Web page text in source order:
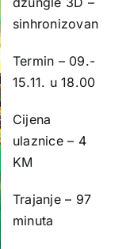
sinhronizovan
Termin – 09.-
15.11. u 18.00
Cijena
ulaznice – 4
KM
Trajanje – 97
minuta